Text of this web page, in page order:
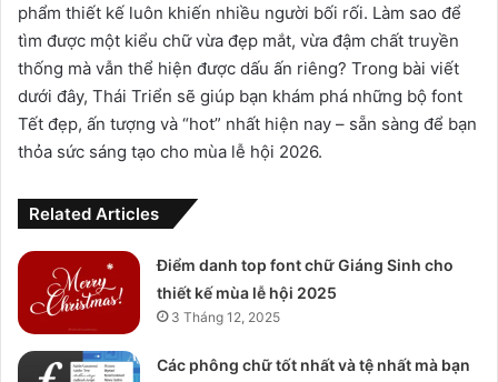
phẩm thiết kế luôn khiến nhiều người bối rối. Làm sao để
tìm được một kiểu chữ vừa đẹp mắt, vừa đậm chất truyền
thống mà vẫn thể hiện được dấu ấn riêng? Trong bài viết
dưới đây, Thái Triển sẽ giúp bạn khám phá những bộ font
Tết đẹp, ấn tượng và “hot” nhất hiện nay – sẵn sàng để bạn
thỏa sức sáng tạo cho mùa lễ hội 2026.
Related Articles
Điểm danh top font chữ Giáng Sinh cho
thiết kế mùa lễ hội 2025
3 Tháng 12, 2025
Các phông chữ tốt nhất và tệ nhất mà bạn